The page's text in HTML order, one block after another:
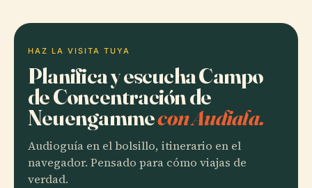
HAZ LA VISITA TUYA
Planifica y escucha Campo
de Concentración de
Neuengammecon Audiala.
Audioguía en el bolsillo, itinerario en el
navegador. Pensado para cómo viajas de
verdad.